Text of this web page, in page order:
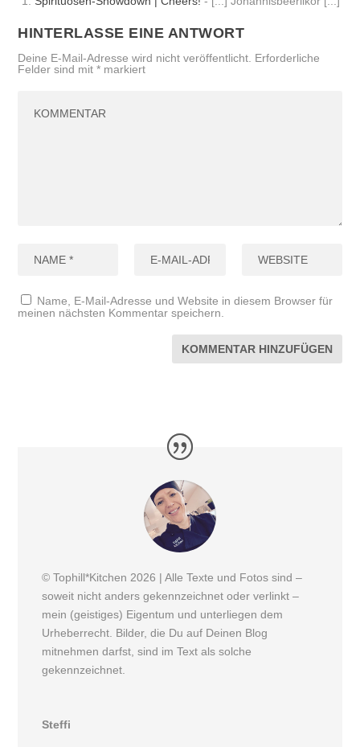
HINTERLASSE EINE ANTWORT
Deine E-Mail-Adresse wird nicht veröffentlicht. Erforderliche
Felder sind mit* markiert
Name, E-Mail-Adresse und Website in diesem Browser für
meinen nächsten Kommentar speichern.
© Tophill*Kitchen 2026 | Alle Texte und Fotos sind –
soweit nicht anders gekennzeichnet oder verlinkt –
mein (geistiges) Eigentum und unterliegen dem
Urheberrecht. Bilder, die Du auf Deinen Blog
mitnehmen darfst, sind im Text als solche
gekennzeichnet.
Steffi